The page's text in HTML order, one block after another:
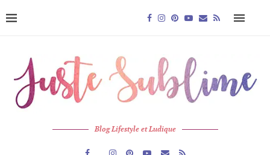
Blog Lifestyle et Ludique